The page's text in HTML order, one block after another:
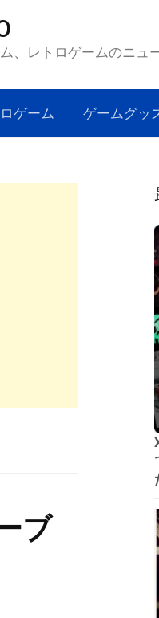
、レトロゲームのニュ
ゲーム ゲームグッ
ブ